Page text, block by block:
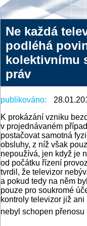
Ne každá
podléhá
kolektivnímu
práv
publikováno:
K prokázání vzniku
v projednávaném
postačovat samotná
obsluhy, z níž však
nepoužívá, jen když je
od počátku řízení
tvrdil, že televizor
a pokud tedy na něm
pouze pro soukromé
kontroly televizor již
nebyl schopen